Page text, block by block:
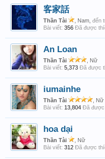
客家話
Thần Tài , Nam, đến
Bài viết: 356 Đã được
An Loan
Thần Tài
, Nữ
Bài viết: 5,373 Đã được
iumainhe
Thần Tài
, Nữ
Bài viết: 13,804 Đã được
hoa dại
Thần Tài
, Nữ
Bài viết: 312 Đã được